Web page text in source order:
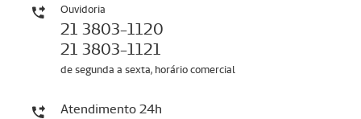
Ouvidoria
21 3803-1120
21 3803-1121
de segunda a sexta, horário comercial
Atendimento 24h